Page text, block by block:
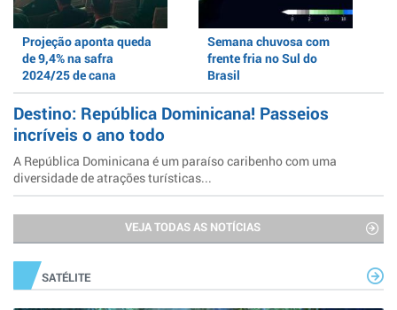
Projeção aponta queda
de 9,4% na safra
2024/25 de cana
Semana chuvosa com
frente fria no Sul do
Brasil
Destino: República Dominicana! Passeios
incríveis o ano todo
A República Dominicana é um paraíso caribenho com uma
diversidade de atrações turísticas...
VEJA TODAS AS NOTÍCIAS
SATÉLITE